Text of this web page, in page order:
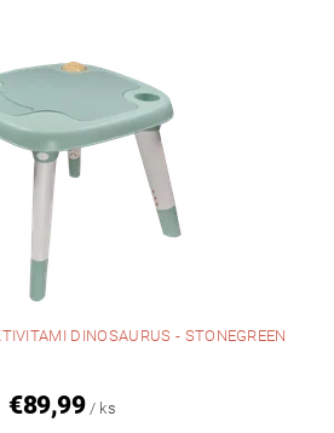
DINOSAURUS - STONEGREEN
€89,99 / ks